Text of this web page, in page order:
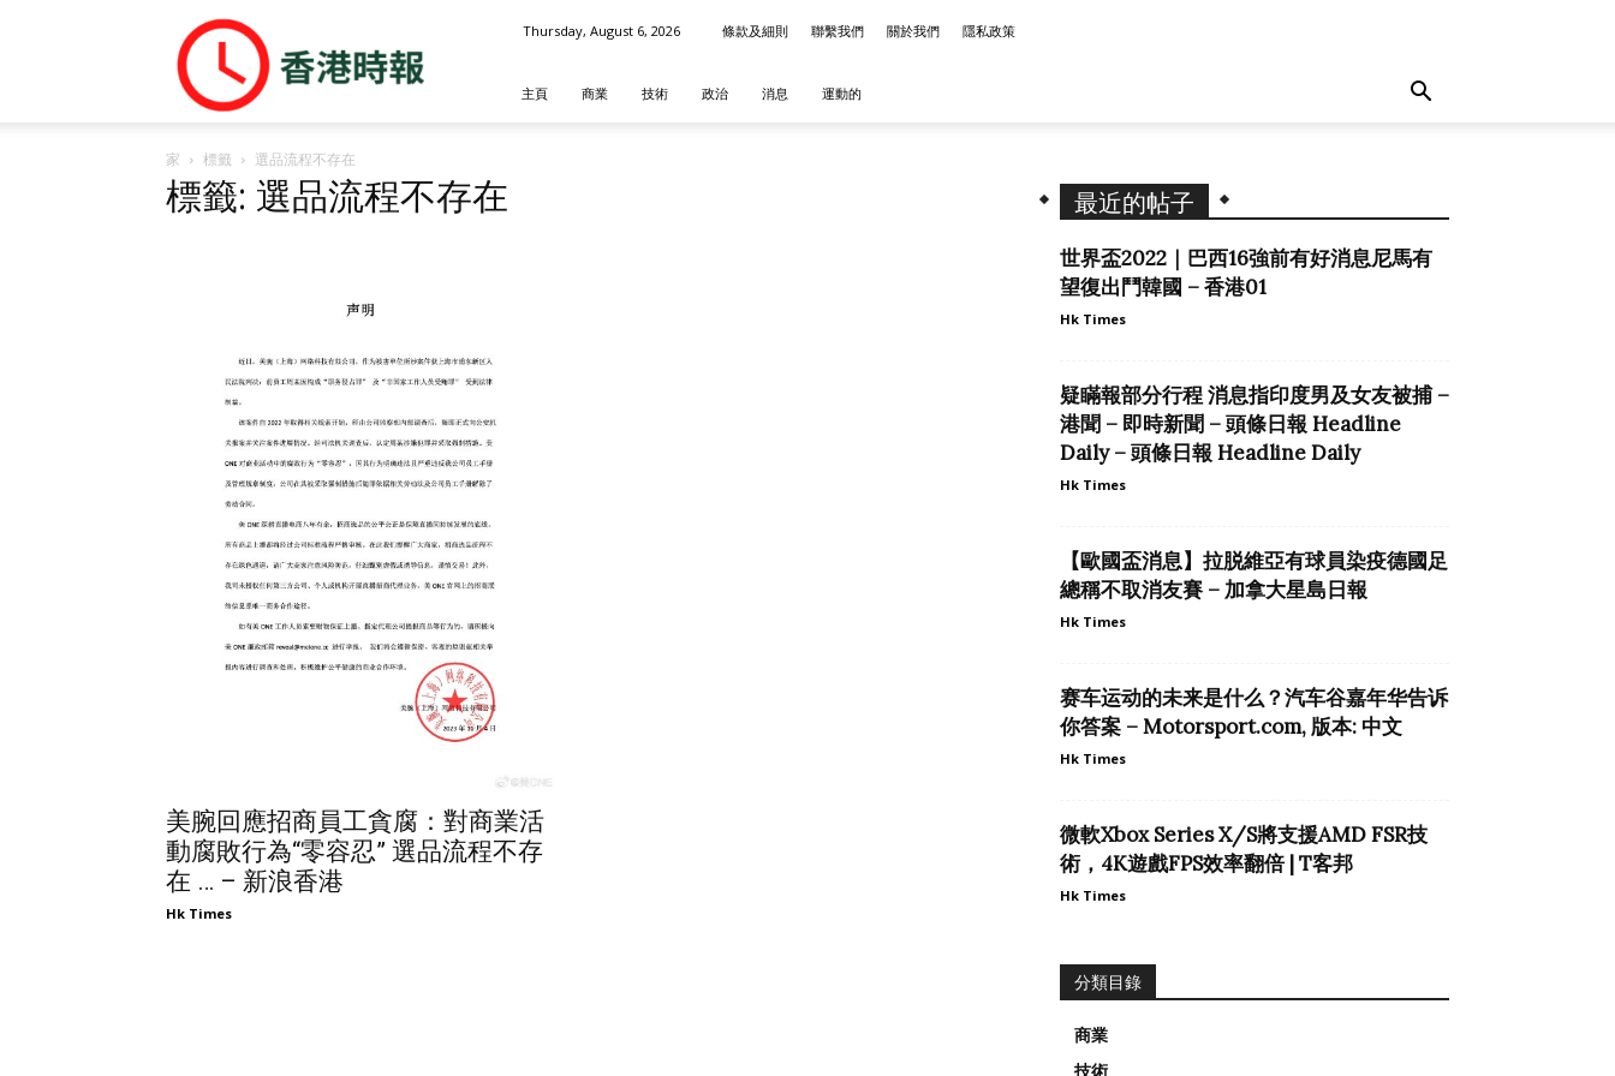
港
時
Thursday, August 6, 2026 條款及細則 聯繫我們 關於我們 隱私政策
主頁 商業 技術 政治 消息 運動的
家 標籤 選品流程不存在
標籤: 選品流程不存在
美腕回應招商員工貪腐：對商業活
動腐敗行為“零容忍” 選品流程不存
在 … – 新浪香港
Hk Times
最近的帖子
世界盃2022｜巴西16強前有好消息尼馬有
望復出鬥韓國 – 香港01
Hk Times
疑瞞報部分行程 消息指印度男及女友被捕 –
港聞 – 即時新聞 – 頭條日報 Headline
Daily – 頭條日報 Headline Daily
Hk Times
【歐國盃消息】拉脱維亞有球員染疫德國足
總稱不取消友賽 – 加拿大星島日報
Hk Times
赛车运动的未来是什么？汽车谷嘉年华告诉
你答案 – Motorsport.com, 版本: 中文
Hk Times
微軟Xbox Series X/S將支援AMD FSR技
術，4K遊戲FPS效率翻倍 | T客邦
Hk Times
分類目錄
商業
技術